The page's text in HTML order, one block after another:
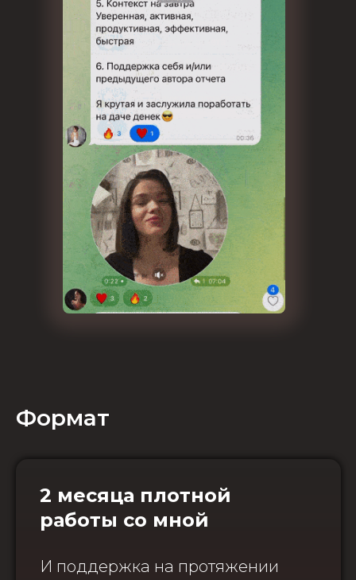
Формат
2 месяца плотной
работы со мной
И поддержка на протяжении